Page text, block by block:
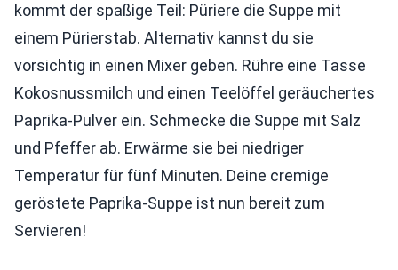
kommt der spaßige Teil: Püriere die Suppe mit
einem Pürierstab. Alternativ kannst du sie
vorsichtig in einen Mixer geben. Rühre eine Tasse
Kokosnussmilch und einen Teelöffel geräuchertes
Paprika-Pulver ein. Schmecke die Suppe mit Salz
und Pfeffer ab. Erwärme sie bei niedriger
Temperatur für fünf Minuten. Deine cremige
geröstete Paprika-Suppe ist nun bereit zum
Servieren!